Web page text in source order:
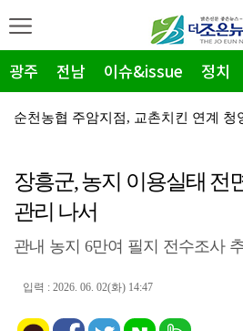
광주 전남 이슈&issue 정치
광주지방보훈청, 백범 김구 150주년:
전남광주특별시, 해남 '400MW 태양
장흥군, 농지 이용실태
관리 나서
관내 농지 6만여 필지 전수조사
입력 : 2026. 06. 02(화) 14:47